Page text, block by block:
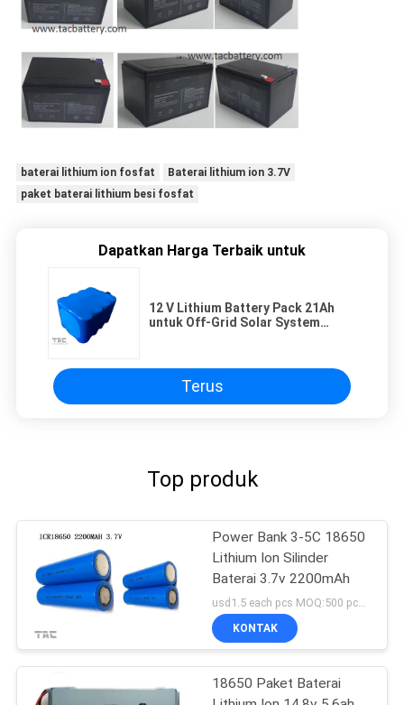
baterai lithium ion fosfat
Baterai lithium ion 3.7V
paket baterai lithium besi fosfat
Dapatkan Harga Terbaik untuk
12 V Lithium Battery Pack 21Ah
untuk Off-Grid Solar System
Terus
Top produk
Power Bank 3-5C 18650
Lithium Ion Silinder
Baterai 3.7v 2200mAh
usd1.5 each pcs MOQ:500 pcs untuk sel tunggal, 50 paket untuk paket baterai
KONTAK
18650 Paket Baterai